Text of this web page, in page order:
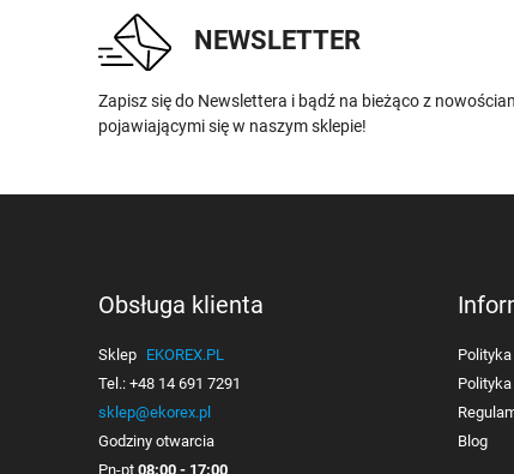
NEWSLETTER
Zapisz się do Newslettera i bądź na bieżąco z
pojawiającymi się w naszym sklepie!
Obsługa klienta
Sklep EKOREX.PL
Tel.: +48 14 691 7291
sklep@ekorex.pl
Godziny otwarcia
Pn-pt 08:00 - 17:00
Blog